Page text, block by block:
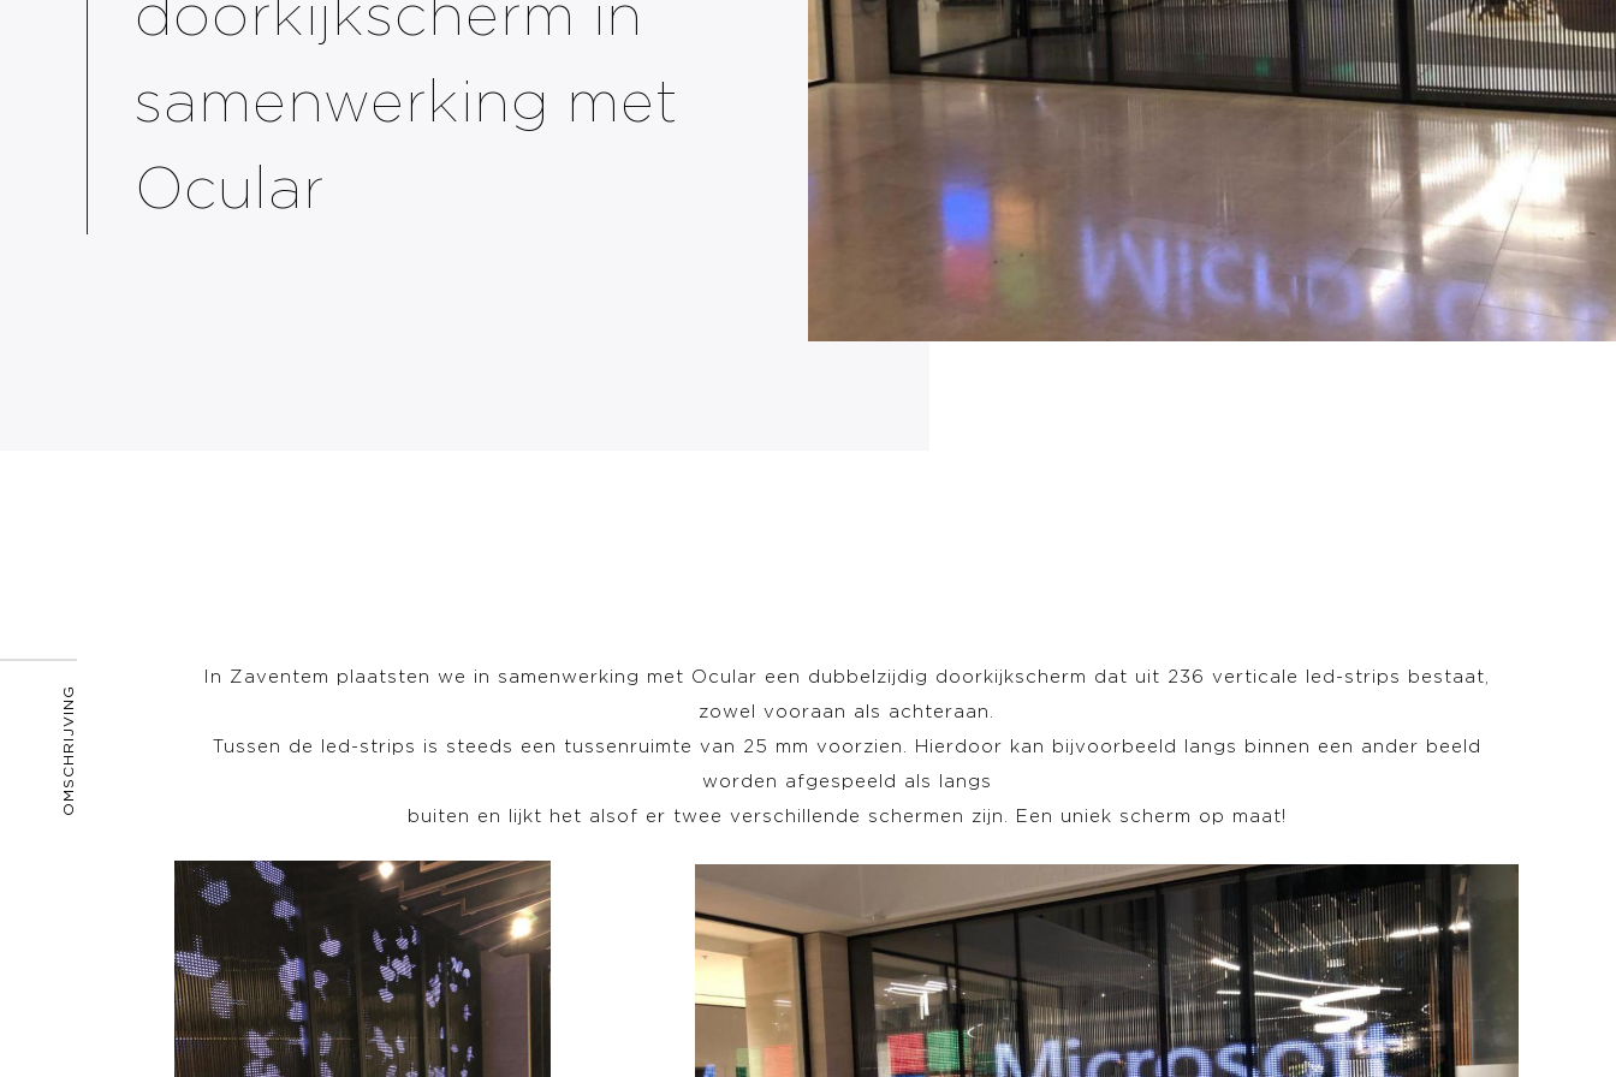
doorkijkscherm in
samenwerking met
Ocular
OMSCHRIJVING
In Zaventem plaatsten we in samenwerking met Ocular een dubbelzijdig doorkijkscherm dat uit 236 verticale led-strips bestaat,
zowel vooraan als achteraan.
Tussen de led-strips is steeds een tussenruimte van 25 mm voorzien. Hierdoor kan bijvoorbeeld langs binnen een ander beeld
worden afgespeeld als langs
buiten en lijkt het alsof er twee verschillende schermen zijn. Een uniek scherm op maat!